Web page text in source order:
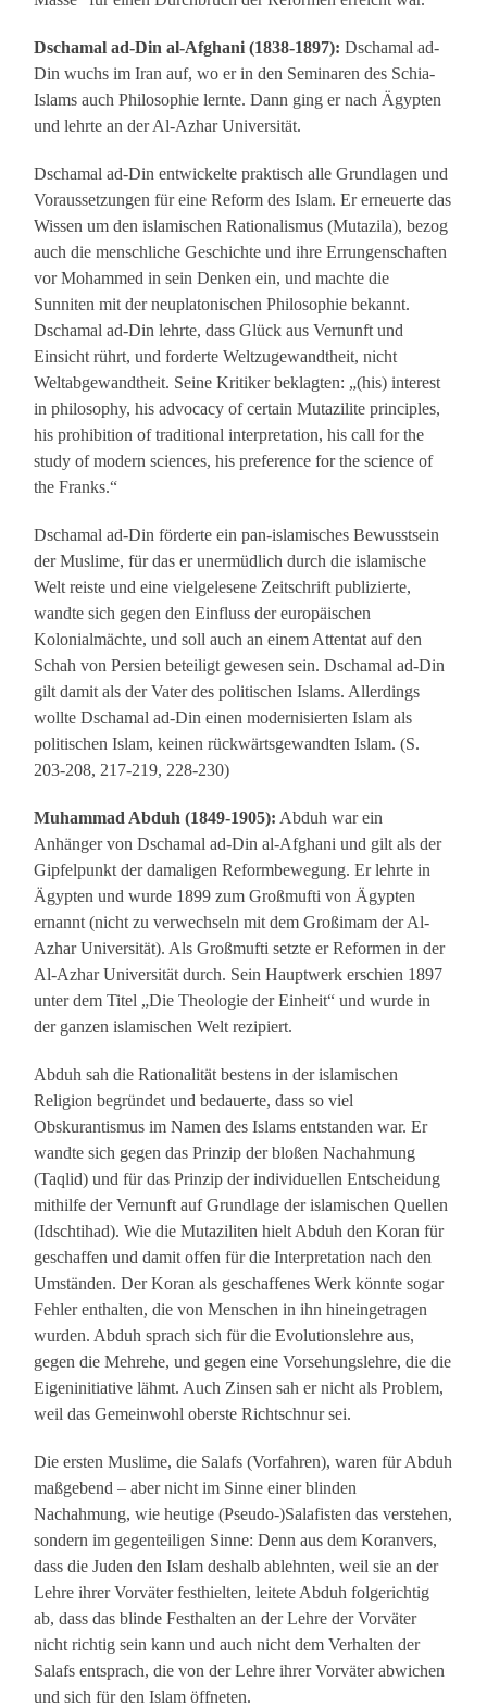
Dschamal ad-Din al-Afghani (1838-1897): Dschamal ad-
Din wuchs im Iran auf, wo er in den Seminaren des Schia-
Islams auch Philosophie lernte. Dann ging er nach Ägypten
und lehrte an der Al-Azhar Universität.
Dschamal ad-Din entwickelte praktisch alle Grundlagen und
Voraussetzungen für eine Reform des Islam. Er erneuerte das
Wissen um den islamischen Rationalismus (Mutazila), bezog
auch die menschliche Geschichte und ihre Errungenschaften
vor Mohammed in sein Denken ein, und machte die
Sunniten mit der neuplatonischen Philosophie bekannt.
Dschamal ad-Din lehrte, dass Glück aus Vernunft und
Einsicht rührt, und forderte Weltzugewandtheit, nicht
Weltabgewandtheit. Seine Kritiker beklagten: „(his) interest
in philosophy, his advocacy of certain Mutazilite principles,
his prohibition of traditional interpretation, his call for the
study of modern sciences, his preference for the science of
the Franks.“
Dschamal ad-Din förderte ein pan-islamisches Bewusstsein
der Muslime, für das er unermüdlich durch die islamische
Welt reiste und eine vielgelesene Zeitschrift publizierte,
wandte sich gegen den Einfluss der europäischen
Kolonialmächte, und soll auch an einem Attentat auf den
Schah von Persien beteiligt gewesen sein. Dschamal ad-Din
gilt damit als der Vater des politischen Islams. Allerdings
wollte Dschamal ad-Din einen modernisierten Islam als
politischen Islam, keinen rückwärtsgewandten Islam. (S.
203-208, 217-219, 228-230)
Muhammad Abduh (1849-1905): Abduh war ein
Anhänger von Dschamal ad-Din al-Afghani und gilt als der
Gipfelpunkt der damaligen Reformbewegung. Er lehrte in
Ägypten und wurde 1899 zum Großmufti von Ägypten
ernannt (nicht zu verwechseln mit dem Großimam der Al-
Azhar Universität). Als Großmufti setzte er Reformen in der
Al-Azhar Universität durch. Sein Hauptwerk erschien 1897
unter dem Titel „Die Theologie der Einheit“ und wurde in
der ganzen islamischen Welt rezipiert.
Abduh sah die Rationalität bestens in der islamischen
Religion begründet und bedauerte, dass so viel
Obskurantismus im Namen des Islams entstanden war. Er
wandte sich gegen das Prinzip der bloßen Nachahmung
(Taqlid) und für das Prinzip der individuellen Entscheidung
mithilfe der Vernunft auf Grundlage der islamischen Quellen
(Idschtihad). Wie die Mutaziliten hielt Abduh den Koran für
geschaffen und damit offen für die Interpretation nach den
Umständen. Der Koran als geschaffenes Werk könnte sogar
Fehler enthalten, die von Menschen in ihn hineingetragen
wurden. Abduh sprach sich für die Evolutionslehre aus,
gegen die Mehrehe, und gegen eine Vorsehungslehre, die die
Eigeninitiative lähmt. Auch Zinsen sah er nicht als Problem,
weil das Gemeinwohl oberste Richtschnur sei.
Die ersten Muslime, die Salafs (Vorfahren), waren für Abduh
maßgebend – aber nicht im Sinne einer blinden
Nachahmung, wie heutige (Pseudo-)Salafisten das verstehen,
sondern im gegenteiligen Sinne: Denn aus dem Koranvers,
dass die Juden den Islam deshalb ablehnten, weil sie an der
Lehre ihrer Vorväter festhielten, leitete Abduh folgerichtig
ab, dass das blinde Festhalten an der Lehre der Vorväter
nicht richtig sein kann und auch nicht dem Verhalten der
Salafs entsprach, die von der Lehre ihrer Vorväter abwichen
und sich für den Islam öffneten.